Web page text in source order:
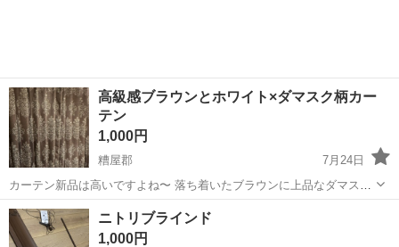
高級感ブラウンとホワイト×ダマスク柄カー
テン
1,000円
糟屋郡
7月24日
カーテン新品は高いですよね〜 落ち着いたブラウンに上品なダマスク
柄が映えるカーテンです。 お部屋が一気にホテルライクな雰囲気にな
ります。 ■サイズ： 【現在の在庫】 ブラウン柄 ③横100×縦200×2枚
となり...
福岡 糟屋郡 カーテン、ブラインド
ニトリブラインド
1,000円